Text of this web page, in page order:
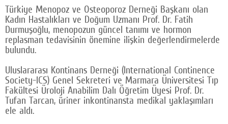
Türkiye Menopoz ve Osteoporoz Derneği Başkanı olan
Kadın Hastalıkları ve Doğum Uzmanı Prof. Dr. Fatih
Durmuşoğlu, menopozun güncel tanımı ve hormon
replasman tedavisinin önemine ilişkin değerlendirmelerde
bulundu.
Uluslararası Kontinans Derneği (International Continence
Society-ICS) Genel Sekreteri ve Marmara Üniversitesi Tıp
Fakültesi Üroloji Anabilim Dalı Öğretim Üyesi Prof. Dr.
Tufan Tarcan, üriner inkontinansta medikal yaklaşımları
ele aldı.